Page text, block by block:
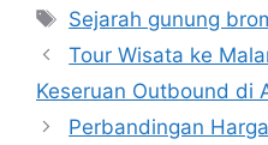
Tag
Sejarah gunung
Tour Wisata ke
Keseruan Outbound di
Perbandingan